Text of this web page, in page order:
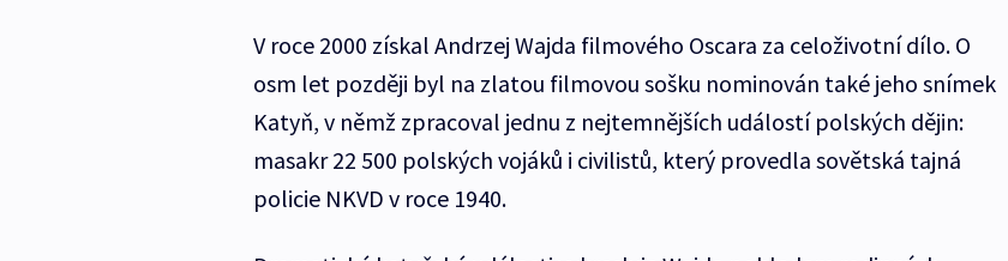
V roce 2000 získal Andrzej Wajda filmového Oscara za celoživotní dílo. O
osm let později byl na zlatou filmovou sošku nominován také jeho snímek
Katyň, v němž zpracoval jednu z nejtemnějších událostí polských dějin:
masakr 22 500 polských vojáků i civilistů, který provedla sovětská tajná
policie NKVD v roce 1940.